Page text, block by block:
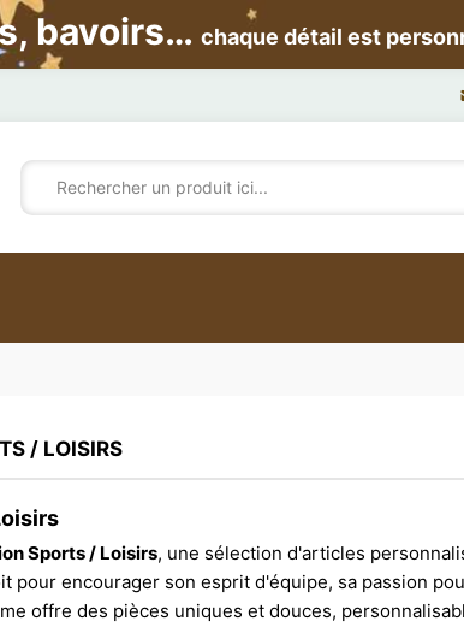
bavoirs… chaque détail est
/ LOISIRS
Sports / Loisirs, une sélection d'articles
pour encourager son esprit d'équipe, sa passion
offre des pièces uniques et douces,